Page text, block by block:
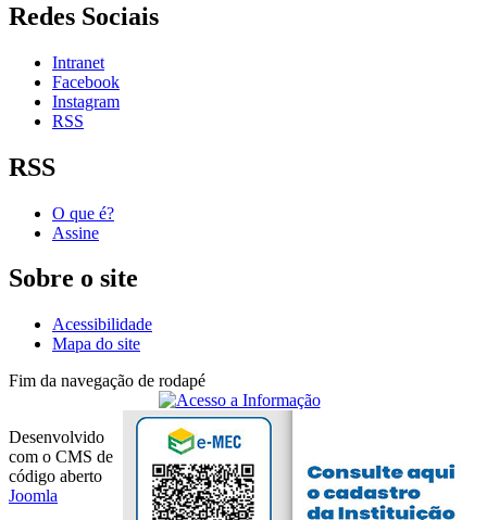
Redes Sociais
Intranet
Facebook
Instagram
RSS
RSS
O que é?
Assine
Sobre o site
Acessibilidade
Mapa do site
Fim da navegação de rodapé
Desenvolvido
com o CMS de
código aberto
Joomla